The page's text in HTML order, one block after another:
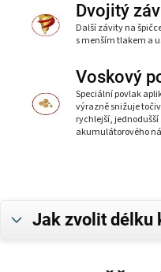
Dvojitý
Další závity na
s menším tlakem a
Voskový
Speciální povlak
výrazně snižuje
rychlejší,
akumulátorového
Jak zvolit délku